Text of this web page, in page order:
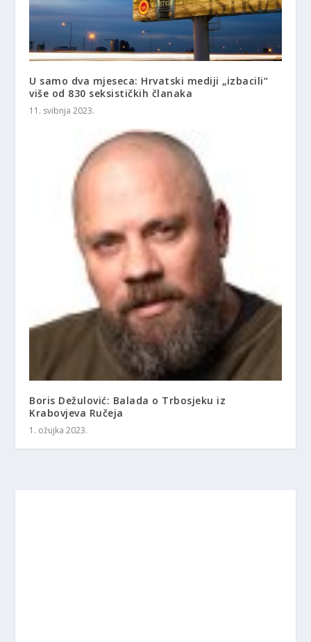
U samo dva mjeseca: Hrvatski mediji „izbacili“
više od 830 seksističkih članaka
11. svibnja 2023.
Boris Dežulović: Balada o Trbosjeku iz
Krabovjeva Ručeja
1. ožujka 2023.